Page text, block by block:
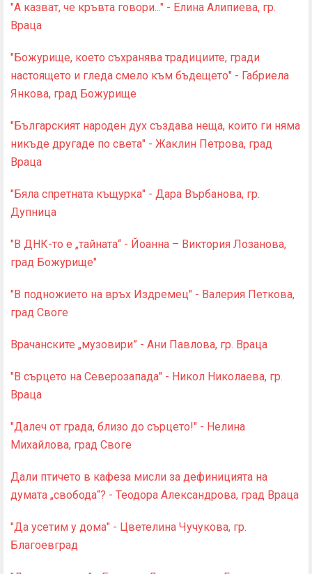
"А казват, че кръвта говори..." - Елина Алипиева, гр.
Враца
"Божурище, което съхранява традициите, гради
настоящето и гледа смело към бъдещето" - Габриела
Янкова, град Божурище
"Българският народен дух създава неща, които ги няма
никъде другаде по света" - Жаклин Петрова, град
Враца
"Бяла спретната къщурка" - Дара Върбанова, гр.
Дупница
"В ДНК-то е „тайната“ - Йоанна – Виктория Лозанова,
град Божурище"
"В подножието на връх Издремец" - Валерия Петкова,
град Своге
Врачанските „музовири” - Ани Павлова, гр. Враца
"В сърцето на Северозапада" - Никол Николаева, гр.
Враца
"Далеч от града, близо до сърцето!" - Нелина
Михайлова, град Своге
Дали птичето в кафеза мисли за дефиницията на
думата „свобода“? - Теодора Александрова, град Враца
"Да усетим у дома" - Цветелина Чучукова, гр.
Благоевград